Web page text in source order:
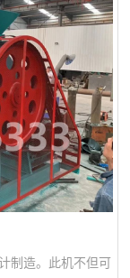
制造。此机不但可